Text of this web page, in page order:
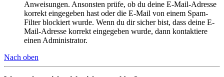
Anweisungen. Ansonsten prüfe, ob du deine E-Mail-Adresse
korrekt eingegeben hast oder die E-Mail von einem Spam-
Filter blockiert wurde. Wenn du dir sicher bist, dass deine E-
Mail-Adresse korrekt eingegeben wurde, dann kontaktiere
einen Administrator.
Nach oben